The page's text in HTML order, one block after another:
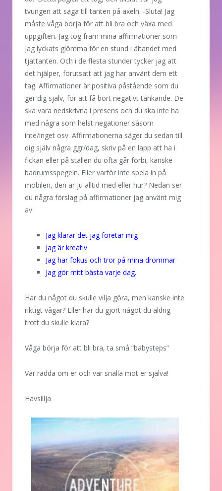
tvungen att säga till tanten på axeln. -Sluta! Jag
måste våga börja för att bli bra och växa med
uppgiften. Jag tog fram mina affirmationer som
jag lyckats glömma för en stund i ältandet med
tjattanten. Och i de flesta stunder tycker jag att
det hjälper, förutsatt att jag har använt dem ett
tag. Affirmationer är positiva påstående som du
ger dig själv, för att få bort negativt tänkande. De
ska vara nedskrivna i presens och du ska inte ha
med några som helst negationer såsom
inte/inget osv. Affirmationerna säger du sedan till
dig själv några ggr/dag, skriv på en lapp att ha i
fickan eller på ställen du ofta går förbi, kanske
badrumsspegeln. Eller varför inte spela in på
mobilen, den är ju alltid med eller hur? Nedan ser
du några förslag på affirmationer jag använt mig
av.
Jag klarar det jag företar mig
Jag är kreativ
Jag har fokus och tror på mina drömmar
Jag gör mitt bästa varje dag.
Har du något du skulle vilja göra, men kanske inte
riktigt vågar? Eller har du gjort något du aldrig
trott du skulle klara?
Våga börja för att bli bra, ta små “babysteps”
Var rädda om er och var snälla mot er själva!
Havslilja